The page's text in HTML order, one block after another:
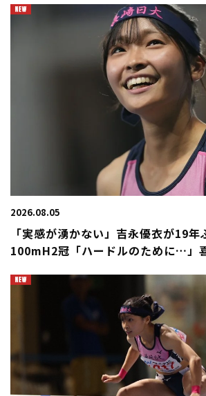
2026.08.05
「実感が湧かない」吉永優衣が19年
100mH2冠「ハードルのために…」